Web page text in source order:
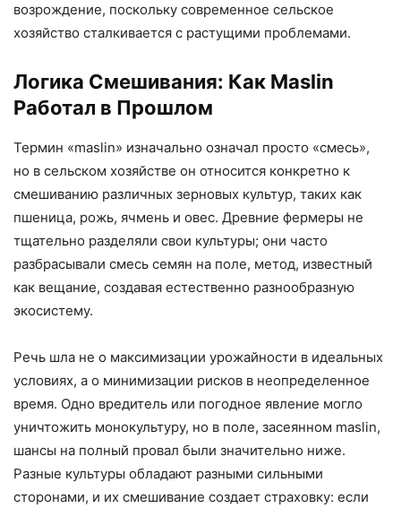
возрождение, поскольку современное сельское
хозяйство сталкивается с растущими проблемами.
Логика Смешивания: Как Maslin
Работал в Прошлом
Термин «maslin» изначально означал просто «смесь»,
но в сельском хозяйстве он относится конкретно к
смешиванию различных зерновых культур, таких как
пшеница, рожь, ячмень и овес. Древние фермеры не
тщательно разделяли свои культуры; они часто
разбрасывали смесь семян на поле, метод, известный
как вещание, создавая естественно разнообразную
экосистему.
Речь шла не о максимизации урожайности в идеальных
условиях, а о минимизации рисков в неопределенное
время. Одно вредитель или погодное явление могло
уничтожить монокультуру, но в поле, засеянном maslin,
шансы на полный провал были значительно ниже.
Разные культуры обладают разными сильными
сторонами, и их смешивание создает страховку: если